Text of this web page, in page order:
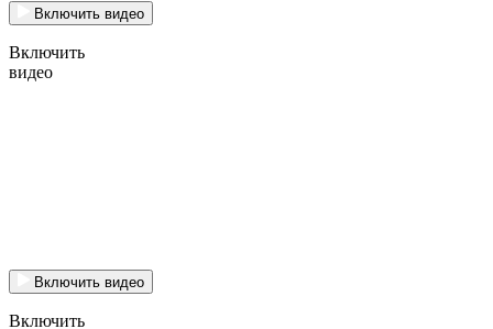
Включить видео
Включить
видео
Включить видео
Включить